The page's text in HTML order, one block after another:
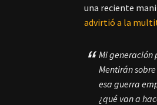
una reciente
advirtió a la
Mi generación
Mentirán
esa guerra
¿qué van a